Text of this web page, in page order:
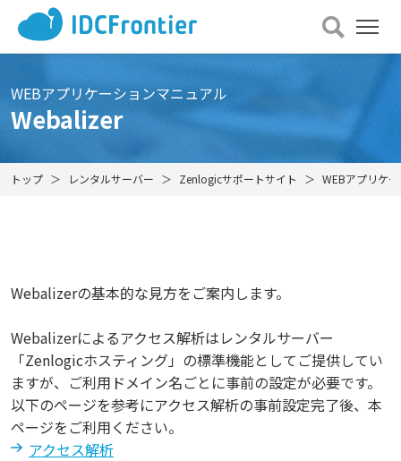
メ
ニュー
を
WEBアプリケーションマニュアル
Webalizer
トップ レンタルサーバー Zenlogicサポートサイト WEBアプリケ
Webalizerの基本的な見方をご案内します。
Webalizerによるアクセス解析はレンタルサーバー
「Zenlogicホスティング」の標準機能としてご提供してい
ますが、ご利用ドメイン名ごとに事前の設定が必要です。
以下のページを参考にアクセス解析の事前設定完了後、本
ページをご利用ください。
アクセス解析